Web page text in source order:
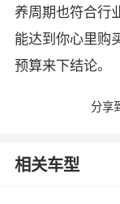
养周期也符合行
能达到你心里购
预算来下结论。
分享
相关车型